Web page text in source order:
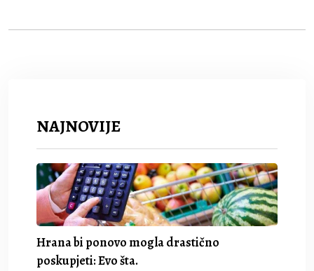
NAJNOVIJE
Hrana bi ponovo mogla drastično
poskupjeti: Evo šta.